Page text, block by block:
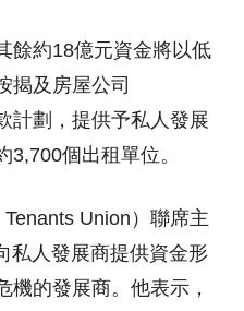
餘約18億元資金將以低
揭及房屋公司
計劃，提供予私人發展
個出租單位。
Union）聯席主
私人發展商提供資金形
機的發展商。他表示，